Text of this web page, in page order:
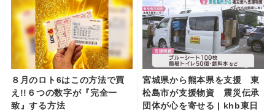
８月のロト6はこの方法で買
え!!６つの数字が『完全一
致』する方法
宮城県から熊本県を支援 東
松島市が支援物資 震災伝承
団体が心を寄せる | khb東日